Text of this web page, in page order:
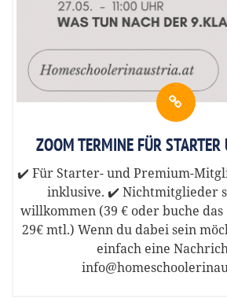
ZOOM TERMINE FÜR
✔️ Für Starter- und Premium-
inklusive. ✔️ Nichtmitglieder
willkommen (39 € oder buche das
29€ mtl.) Wenn du dabei sein
einfach eine